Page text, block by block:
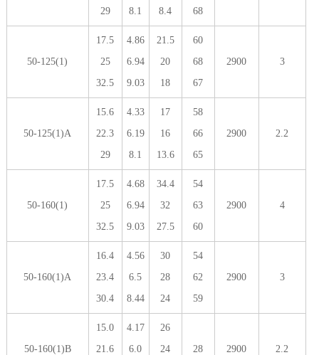
29
8.1
8.4
68
50-125(1)
17.5
25
32.5
4.86
6.94
9.03
21.5
20
18
60
68
67
2900 3
50-125(1)A
15.6
22.3
29
4.33
6.19
8.1
17
16
13.6
58
66
65
2900 2.2
50-160(1)
17.5
25
32.5
4.68
6.94
9.03
34.4
32
27.5
54
63
60
2900 4
50-160(1)A
16.4
23.4
30.4
4.56
6.5
8.44
30
28
24
54
62
59
2900 3
50-160(1)B
15.0
21.6
4.17
6.0
26
24
28 2900 2.2